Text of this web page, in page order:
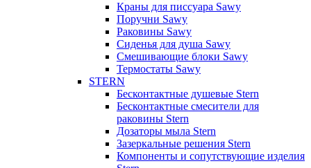
Краны для писсуара Sawy
Поручни Sawy
Раковины Sawy
Сиденья для душа Sawy
Смешивающие блоки Sawy
Термостаты Sawy
STERN
Бесконтактные душевые Stern
Бесконтактные смесители для
раковины Stern
Дозаторы мыла Stern
Зазеркальные решения Stern
Компоненты и сопутствующие изделия